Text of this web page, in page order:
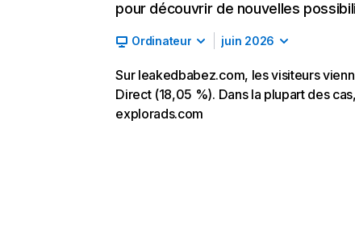
pour découvrir de nouvelles
Ordinateur juin 2026
Sur leakedbabez.com, les visiteurs
Direct (18,05 %). Dans la plupart des
explorads.com